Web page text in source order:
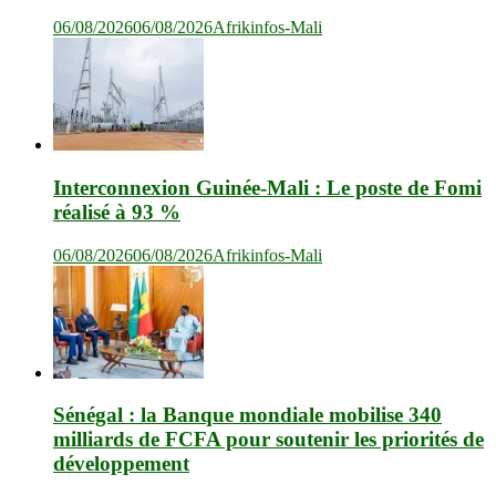
06/08/202606/08/2026Afrikinfos-Mali
Interconnexion Guinée-Mali : Le poste de Fomi
réalisé à 93 %
06/08/202606/08/2026Afrikinfos-Mali
Sénégal : la Banque mondiale mobilise 340
milliards de FCFA pour soutenir les priorités de
développement